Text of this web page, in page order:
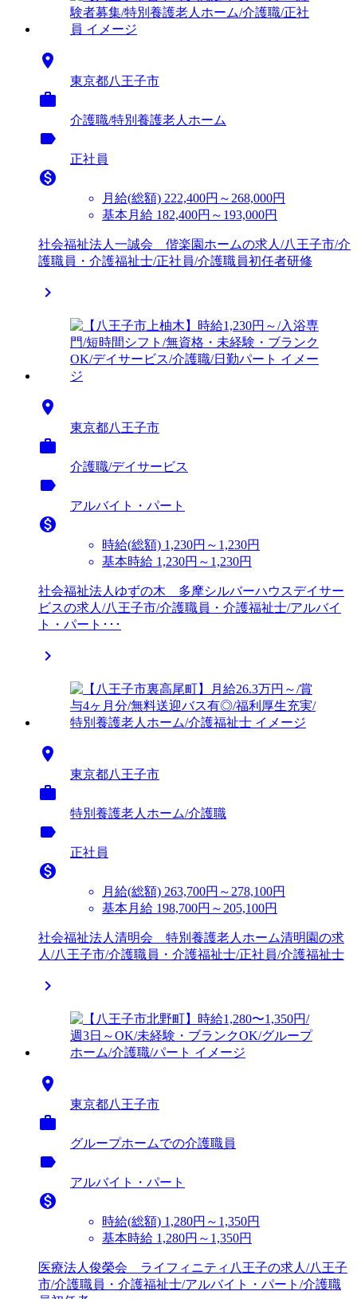

東京都八王子市

介護職/特別養護老人ホーム
label
正社員

月給(総額) 222,400円～268,000円
基本月給 182,400円～193,000円
社会福祉法人一誠会 偕楽園ホームの求人/八王子市/介
護職員・介護福祉士/正社員/介護職員初任者研修


東京都八王子市

介護職/デイサービス
label
アルバイト・パート

時給(総額) 1,230円～1,230円
基本時給 1,230円～1,230円
社会福祉法人ゆずの木 多摩シルバーハウスデイサー
ビスの求人/八王子市/介護職員・介護福祉士/アルバイ
ト・パート･･･


東京都八王子市

特別養護老人ホーム/介護職
label
正社員

月給(総額) 263,700円～278,100円
基本月給 198,700円～205,100円
社会福祉法人清明会 特別養護老人ホーム清明園の求
人/八王子市/介護職員・介護福祉士/正社員/介護福祉士


東京都八王子市

グループホームでの介護職員
label
アルバイト・パート

時給(総額) 1,280円～1,350円
基本時給 1,280円～1,350円
医療法人俊榮会 ライフィニティ八王子の求人/八王子
市/介護職員・介護福祉士/アルバイト・パート/介護職